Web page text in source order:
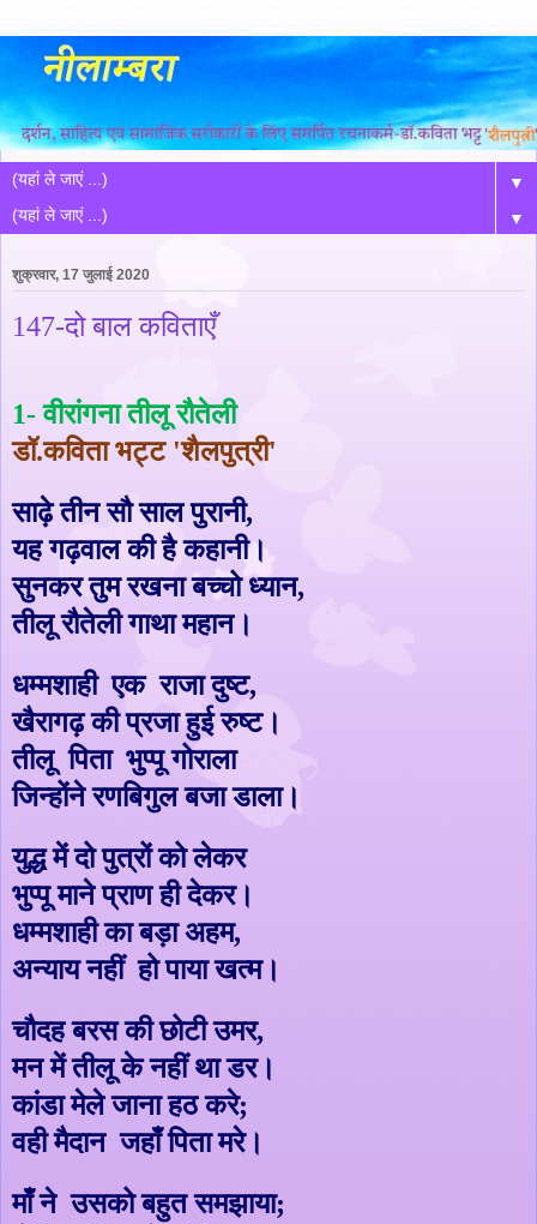
▼
▼
शुक्रवार, 17 जुलाई 2020
147-दो बाल कविताएँ
1-वीरांगना तीलू रौतेली
डॉ.कविता भट्ट 'शैलपुत्री'
साढ़े तीन सौ साल पुरानी,
यह गढ़वाल की है कहानी।
सुनकर तुम रखना बच्चो ध्यान,
तीलू रौतेली गाथा महान।
धम्मशाही एक राजा दुष्ट,
खैरागढ़ की प्रजा हुई रुष्ट।
तीलू पिता भुप्पू गोराला
जिन्होंने रणबिगुल बजा डाला।
युद्ध में दो पुत्रों को लेकर
भुप्पू माने प्राण ही देकर।
धम्मशाही का बड़ा अहम,
अन्याय नहीं हो पाया खत्म।
चौदह बरस की छोटी उमर,
मन में तीलू के नहीं था डर।
कांडा मेले जाना हठ करे;
वही मैदान जहाँ पिता मरे।
माँ ने उसको बहुत समझाया;